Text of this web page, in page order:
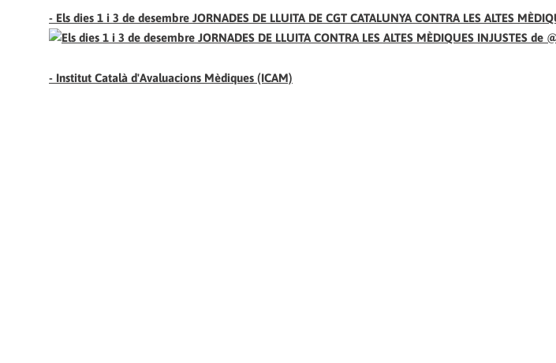
- Els dies 1 i 3 de desembre JORNADES DE LLUITA DE CGT CATALUNYA CONTRA LES ALTES
- Institut Català d'Avaluacions Mèdiques (ICAM)